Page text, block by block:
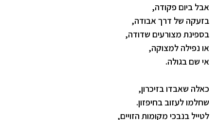
אבל ביום פקודה,
בזעקה של דרך אבודה,
בספינת מצורעים שדודה,
או נפילה למצוקה,
אי שם בגולה.
כאלה שאבדו בזיכרון,
שחלמו לעזוב בחיפזון.
לטייל בנבכי מקומות הזויים,